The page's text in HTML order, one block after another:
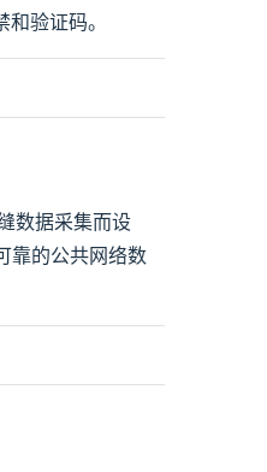
验证码。
数据采集而设
靠的公共网络数